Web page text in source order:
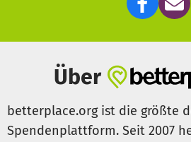
Über
betterplace.org ist die größte
Spendenplattform. Seit 2007